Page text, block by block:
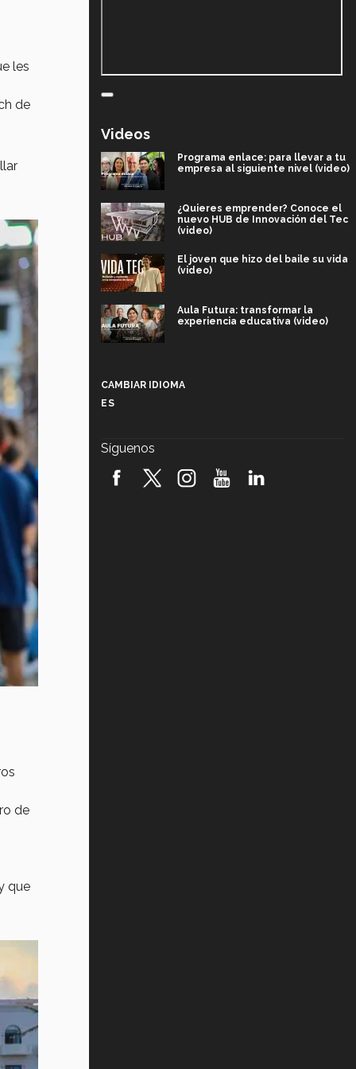
les
de
de
que
Videos
Programa enlace: para llevar a tu
empresa al siguiente nivel (video)
¿Quieres emprender? Conoce el
nuevo HUB de Innovación del Tec
(video)
El joven que hizo del baile su vida
(video)
Aula Futura: transformar la
experiencia educativa (video)
robótica FIRST 2026! (video)
CAMBIAR IDIOMA
ES
Síguenos